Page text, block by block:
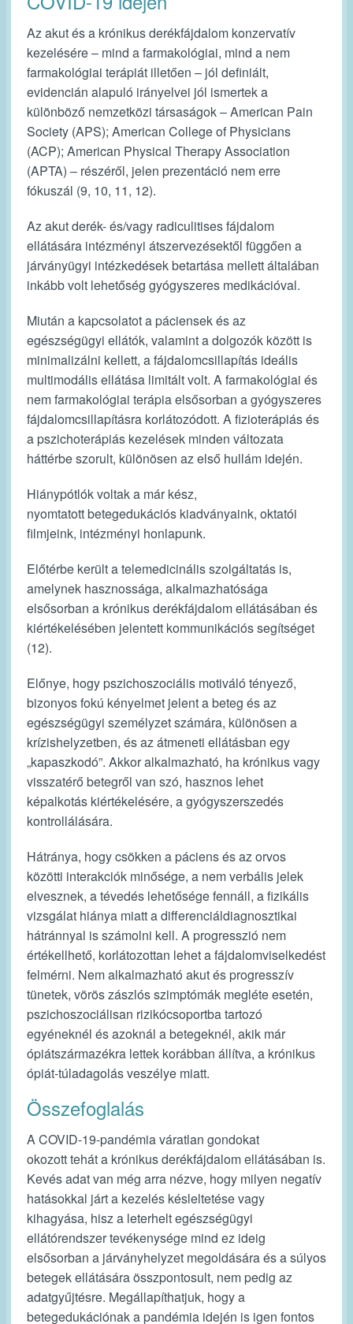
Az akut és a krónikus derékfájdalom konzervatív
kezelésére ‒ mind a farmakológiai, mind a nem
farmakológiai terápiát illetően ‒ jól definiált,
evidencián alapuló irányelvei jól ismertek a
különböző nemzetközi társaságok ‒ American Pain
Society (APS); American College of Physicians
(ACP); American Physical Therapy Association
(APTA) ‒ részéről, jelen prezentáció nem erre
fókuszál (9, 10, 11, 12).
Az akut derék- és/vagy radiculitises fájdalom
ellátására intézményi átszervezésektől függően a
járványügyi intézkedések betartása mellett általában
inkább volt lehetőség gyógyszeres medikációval.
Miután a kapcsolatot a páciensek és az
egészségügyi ellátók, valamint a dolgozók között is
minimalizálni kellett, a fájdalomcsillapítás ideális
multimodális ellátása limitált volt. A farmakológiai és
nem farmakológiai terápia elsősorban a gyógyszeres
fájdalomcsillapításra korlátozódott. A fizioterápiás és
a pszichoterápiás kezelések minden változata
háttérbe szorult, különösen az első hullám idején.
Hiánypótlók voltak a már kész,
nyomtatott betegedukációs kiadványaink, oktatói
filmjeink, intézményi honlapunk.
Előtérbe került a telemedicinális szolgáltatás is,
amelynek hasznossága, alkalmazhatósága
elsősorban a krónikus derékfájdalom ellátásában és
kiértékelésében jelentett kommunikációs segítséget
(12).
Előnye, hogy pszichoszociális motiváló tényező,
bizonyos fokú kényelmet jelent a beteg és az
egészségügyi személyzet számára, különösen a
krízishelyzetben, és az átmeneti ellátásban egy
„kapaszkodó”. Akkor alkalmazható, ha krónikus vagy
visszatérő betegről van szó, hasznos lehet
képalkotás kiértékelésére, a gyógyszerszedés
kontrollálására.
Hátránya, hogy csökken a páciens és az orvos
közötti interakciók minősége, a nem verbális jelek
elvesznek, a tévedés lehetősége fennáll, a fizikális
vizsgálat hiánya miatt a differenciáldiagnosztikai
hátránnyal is számolni kell. A progresszió nem
értékellhető, korlátozottan lehet a fájdalomviselkedést
felmérni. Nem alkalmazható akut és progresszív
tünetek, vörös zászlós szimptómák megléte esetén,
pszichoszociálisan rizikócsoportba tartozó
egyéneknél és azoknál a betegeknél, akik már
ópiátszármazékra lettek korábban állítva, a krónikus
ópiát-túladagolás veszélye miatt.
Összefoglalás
A COVID-19-pandémia váratlan gondokat
okozott tehát a krónikus derékfájdalom ellátásában is.
Kevés adat van még arra nézve, hogy milyen negatív
hatásokkal járt a kezelés késleltetése vagy
kihagyása, hisz a leterhelt egészségügyi
ellátórendszer tevékenysége mind ez ideig
elsősorban a járványhelyzet megoldására és a súlyos
betegek ellátására összpontosult, nem pedig az
adatgyűjtésre. Megállapíthatjuk, hogy a
betegedukációnak a pandémia idején is igen fontos